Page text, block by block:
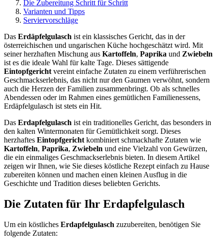
Die Zubereitung Schritt für Schritt
Varianten und Tipps
Serviervorschläge
Das Erdäpfelgulasch ist ein klassisches Gericht, das in der
österreichischen und ungarischen Küche hochgeschätzt wird. Mit
seiner herzhaften Mischung aus Kartoffeln, Paprika und Zwiebeln
ist es die ideale Wahl für kalte Tage. Dieses sättigende
Eintopfgericht vereint einfache Zutaten zu einem verführerischen
Geschmackserlebnis, das nicht nur den Gaumen verwöhnt, sondern
auch die Herzen der Familien zusammenbringt. Ob als schnelles
Abendessen oder im Rahmen eines gemütlichen Familienessens,
Erdäpfelgulasch ist stets ein Hit.
Das Erdapfelgulasch ist ein traditionelles Gericht, das besonders in
den kalten Wintermonaten für Gemütlichkeit sorgt. Dieses
herzhaftes Eintopfgericht kombiniert schmackhafte Zutaten wie
Kartoffeln, Paprika, Zwiebeln und eine Vielzahl von Gewürzen,
die ein einmaliges Geschmackserlebnis bieten. In diesem Artikel
zeigen wir Ihnen, wie Sie dieses köstliche Rezept einfach zu Hause
zubereiten können und machen einen kleinen Ausflug in die
Geschichte und Tradition dieses beliebten Gerichts.
Die Zutaten für Ihr Erdapfelgulasch
Um ein köstliches Erdapfelgulasch zuzubereiten, benötigen Sie
folgende Zutaten: